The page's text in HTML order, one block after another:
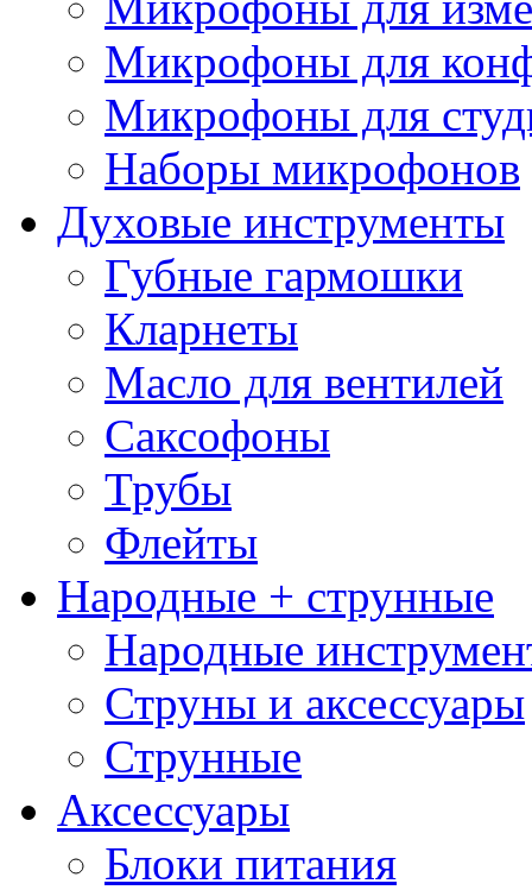
Микрофоны для
Микрофоны для
Наборы микрофонов
Духовые инструменты
Губные гармошки
Кларнеты
Масло для вентилей
Саксофоны
Трубы
Флейты
Народные + струнные
Народные
Струны и аксессуары
Струнные
Аксессуары
Блоки питания